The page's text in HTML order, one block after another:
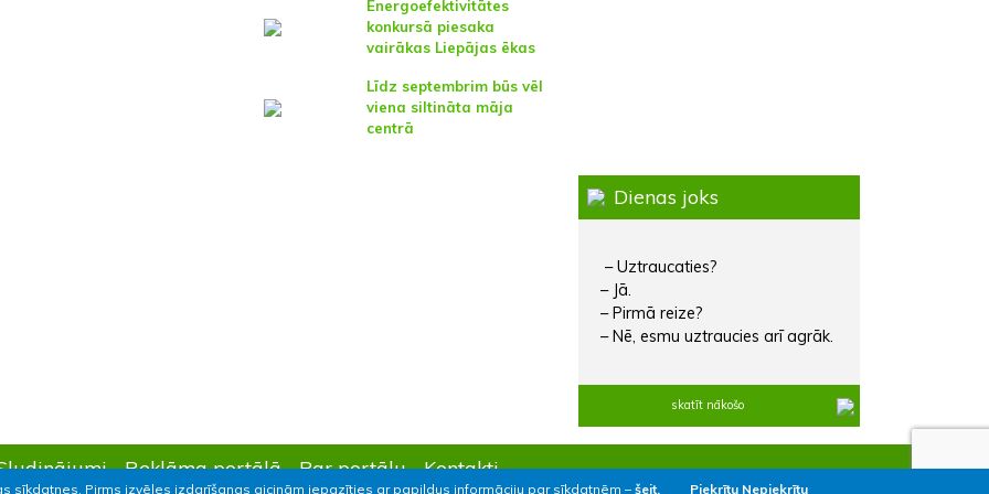
sīkdatnes. Pirms izvēles izdarīšanas aicinām iepazīties ar papildus informāciju par sīkdatnēm – šeit. Piekrītu Nepiekrītu
Energoefektivitātes
konkursā piesaka
vairākas Liepājas ēkas
Līdz septembrim būs vēl
viena siltināta māja
centrā
Dienas joks
– Uztraucaties?
– Jā.
– Pirmā reize?
– Nē, esmu uztraucies arī agrāk.
skatīt nākošo
Reklāma portālā Par portālu Kontakti